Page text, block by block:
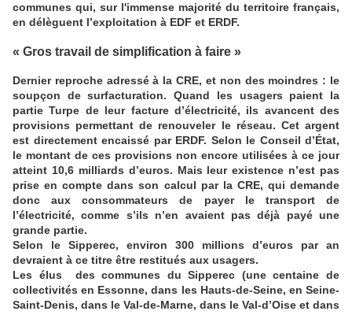
communes qui, sur l'immense majorité du territoire français,
en délèguent l’exploitation à EDF et ERDF.
« Gros travail de simplification à faire »
Dernier reproche adressé à la CRE, et non des moindres : le
soupçon de surfacturation. Quand les usagers paient la
partie Turpe de leur facture d’électricité, ils avancent des
provisions permettant de renouveler le réseau. Cet argent
est directement encaissé par ERDF. Selon le Conseil d’État,
le montant de ces provisions non encore utilisées à ce jour
atteint 10,6 milliards d’euros. Mais leur existence n’est pas
prise en compte dans son calcul par la CRE, qui demande
donc aux consommateurs de payer le transport de
l’électricité, comme s’ils n’en avaient pas déjà payé une
grande partie.
Selon le Sipperec, environ 300 millions d’euros par an
devraient à ce titre être restitués aux usagers.
Les élus des communes du Sipperec (une centaine de
collectivités en Essonne, dans les Hauts-de-Seine, en Seine-
Saint-Denis, dans le Val-de-Marne, dans le Val-d’Oise et dans